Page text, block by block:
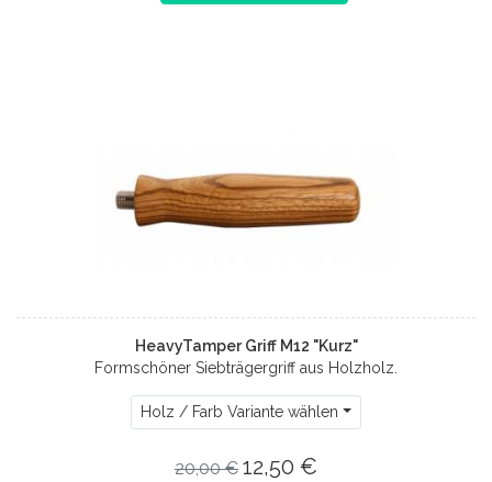
HeavyTamper Griff M12 "Kurz"
Formschöner Siebträgergriff aus Holzholz.
Holz / Farb Variante wählen
20,00 € 12,50 €